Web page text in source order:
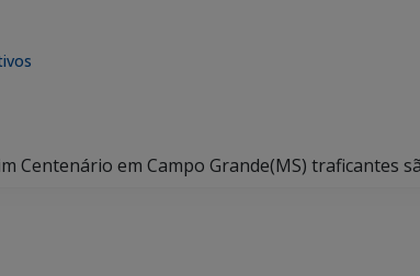
Centenário em Campo Grande(MS) traficantes